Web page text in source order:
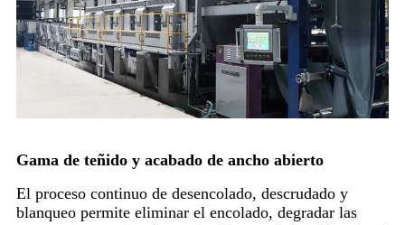
Gama de teñido y acabado de ancho abierto
El proceso continuo de desencolado, descrudado y
blanqueo permite eliminar el encolado, degradar las